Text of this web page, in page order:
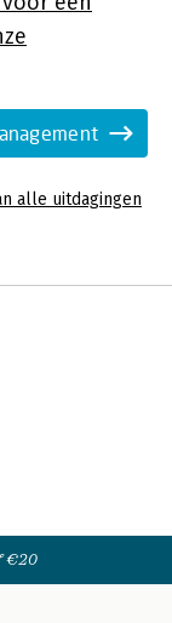
alle uitdagingen
€20